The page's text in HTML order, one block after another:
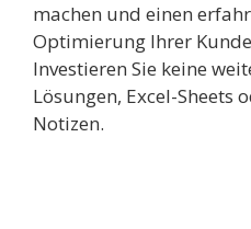
machen und einen
Optimierung Ihrer
Investieren Sie keine
Lösungen, Excel-Sheets
Notizen.